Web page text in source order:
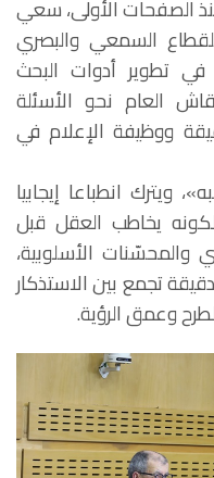
الصفحات الأولى، سعي
السمعي والبصري
تطوير أدوات البحث
العام نحو الأسئلة
ووظيفة الإعلام في
ويترك انطباعا إيجابيا
يخاطب العقل قبل
والمحسّنات الأسلوبية،
تجمع بين الاستذكار
وعمق الرؤية.